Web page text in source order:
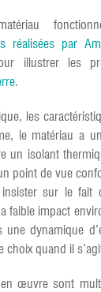
réalisées par
illustrer les
.
les
le matériau a
un isolant
point de vue
sur le fait
faible impact
une dynamique
choix quand il
œuvre sont